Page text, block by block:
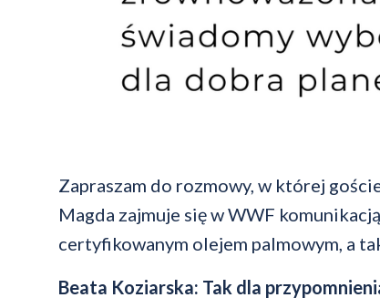
Zapraszam do rozmowy, w której
Magda zajmuje się w WWF
certyfikowanym olejem palmowym, a
Beata Koziarska: Tak dla